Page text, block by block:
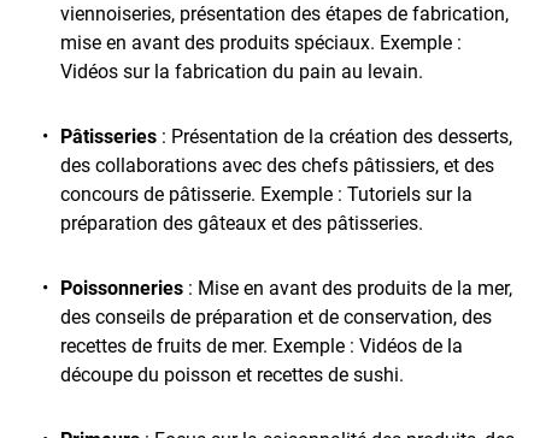
viennoiseries, présentation des étapes de fabrication,
mise en avant des produits spéciaux. Exemple :
Vidéos sur la fabrication du pain au levain.
Pâtisseries : Présentation de la création des desserts,
des collaborations avec des chefs pâtissiers, et des
concours de pâtisserie. Exemple : Tutoriels sur la
préparation des gâteaux et des pâtisseries.
Poissonneries : Mise en avant des produits de la mer,
des conseils de préparation et de conservation, des
recettes de fruits de mer. Exemple : Vidéos de la
découpe du poisson et recettes de sushi.